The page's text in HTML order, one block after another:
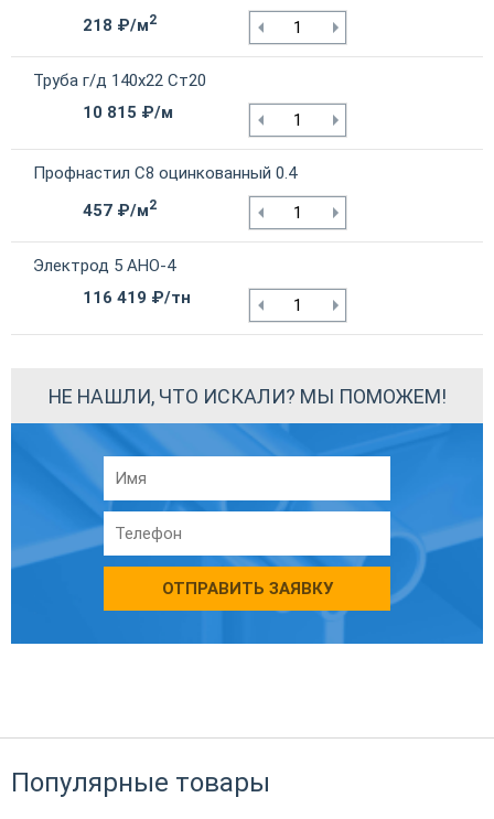
218 ₽/м2
Труба г/д 140х22 Ст20
10 815 ₽/м
Профнастил С8 оцинкованный 0.4
457 ₽/м2
Электрод 5 АНО-4
116 419 ₽/тн
НЕ НАШЛИ, ЧТО ИСКАЛИ? МЫ ПОМОЖЕМ!
ОТПРАВИТЬ ЗАЯВКУ
Популярные товары